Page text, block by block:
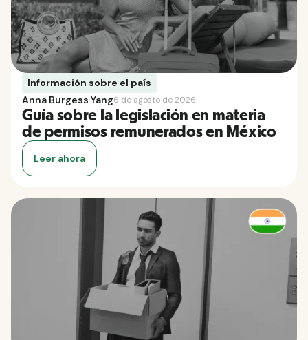
Información sobre el país
Anna Burgess Yang6 de agosto de 2026
Guía sobre la legislación en materia
de permisos remunerados en México
Leer ahora